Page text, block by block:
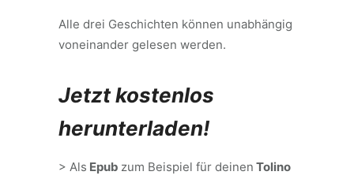
Alle drei Geschichten können unabhängig
voneinander gelesen werden.
Jetzt kostenlos
herunterladen!
> Als Epub zum Beispiel für deinen Tolino